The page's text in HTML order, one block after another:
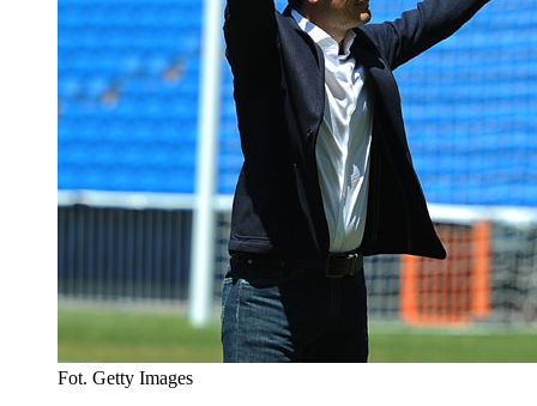
Fot. Getty Images